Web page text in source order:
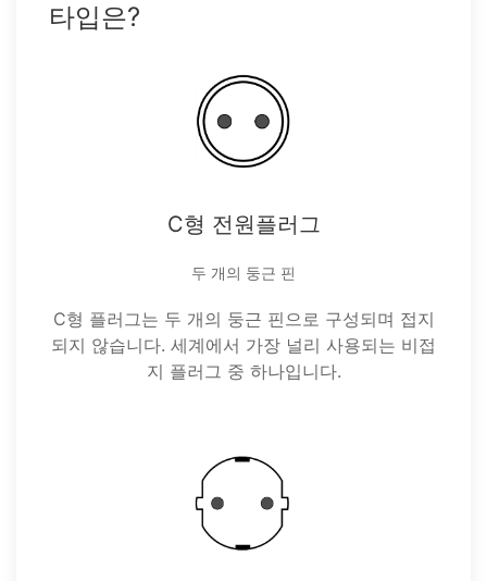
타입은?
C형 전원플러그
두 개의 둥근 핀
C형 플러그는 두 개의 둥근 핀으로 구성되며 접지
되지 않습니다. 세계에서 가장 널리 사용되는 비접
지 플러그 중 하나입니다.